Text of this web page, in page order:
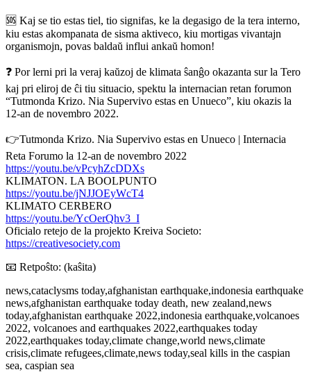
🆘 Kaj se tio estas tiel, tio signifas, ke la degasigo de la tera interno,
kiu estas akompanata de sisma aktiveco, kiu mortigas vivantajn
organismojn, povas baldaŭ influi ankaŭ homon!
❓ Por lerni pri la veraj kaŭzoj de klimata ŝanĝo okazanta sur la Tero
kaj pri eliroj de ĉi tiu situacio, spektu la internacian retan forumon
“Tutmonda Krizo. Nia Supervivo estas en Unueco”, kiu okazis la
12-an de novembro 2022.
👉Tutmonda Krizo. Nia Supervivo estas en Unueco | Internacia
Reta Forumo la 12-an de novembro 2022
https://youtu.be/vPcyhZcDDXs
KLIMATON. LA BOOLPUNTO
https://youtu.be/jNJJOEyWcT4
KLIMATO CERBERO
https://youtu.be/YcOerQhv3_I
Oficialo retejo de la projekto Kreiva Societo:
https://creativesociety.com
📧 Retpoŝto: (kaŝita)
news,cataclysms today,afghanistan earthquake,indonesia earthquake
news,afghanistan earthquake today death, new zealand,news
today,afghanistan earthquake 2022,indonesia earthquake,volcanoes
2022, volcanoes and earthquakes 2022,earthquakes today
2022,earthquakes today,climate change,world news,climate
crisis,climate refugees,climate,news today,seal kills in the caspian
sea, caspian sea